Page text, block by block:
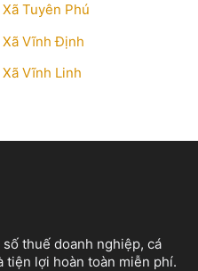
Xã Tuyên Phú
Xã Vĩnh Định
Xã Vĩnh Linh
thuế doanh nghiệp, cá
tiện lợi hoàn toàn miễn phí.